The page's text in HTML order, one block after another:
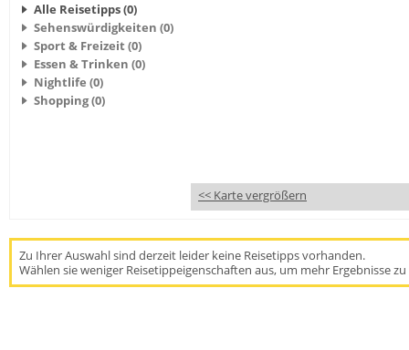
Alle Reisetipps (0)
Sehenswürdigkeiten (0)
Sport & Freizeit (0)
Essen & Trinken (0)
Nightlife (0)
Shopping (0)
<< Karte vergrößern
Zu Ihrer Auswahl sind derzeit leider keine Reisetipps vorhanden.
Wählen sie weniger Reisetippeigenschaften aus, um mehr Ergebnisse